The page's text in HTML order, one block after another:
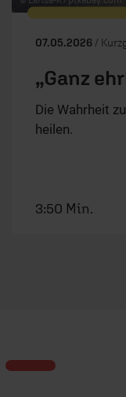
07.05.2026 /
„Ganz
Die Wahrheit
heilen.
3:50 Min.